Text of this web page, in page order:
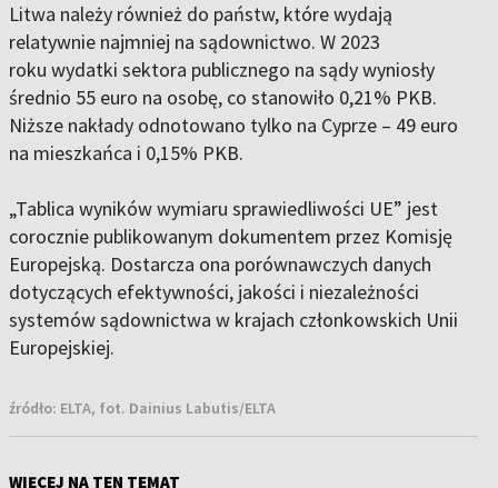
Litwa należy również do państw, które wydają
relatywnie najmniej na sądownictwo. W 2023
roku wydatki sektora publicznego na sądy wyniosły
średnio 55 euro na osobę, co stanowiło 0,21% PKB.
Niższe nakłady odnotowano tylko na Cyprze – 49 euro
na mieszkańca i 0,15% PKB.
„Tablica wyników wymiaru sprawiedliwości UE” jest
corocznie publikowanym dokumentem przez Komisję
Europejską. Dostarcza ona porównawczych danych
dotyczących efektywności, jakości i niezależności
systemów sądownictwa w krajach członkowskich Unii
Europejskiej.
źródło: ELTA, fot. Dainius Labutis/ELTA
WIĘCEJ NA TEN TEMAT